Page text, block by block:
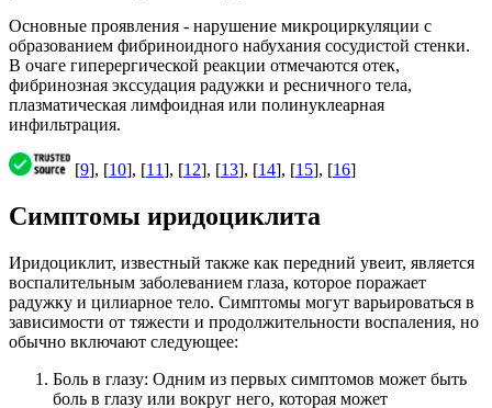
Основные проявления - нарушение микроциркуляции с
образованием фибриноидного набухания сосудистой стенки.
В очаге гиперергической реакции отмечаются отек,
фибринозная экссудация радужки и ресничного тела,
плазматическая лимфоидная или полинуклеарная
инфильтрация.
[9], [10], [11], [12], [13], [14], [15], [16]
Симптомы иридоциклита
Иридоциклит, известный также как передний увеит, является
воспалительным заболеванием глаза, которое поражает
радужку и цилиарное тело. Симптомы могут варьироваться в
зависимости от тяжести и продолжительности воспаления, но
обычно включают следующее:
Боль в глазу: Одним из первых симптомов может быть
боль в глазу или вокруг него, которая может